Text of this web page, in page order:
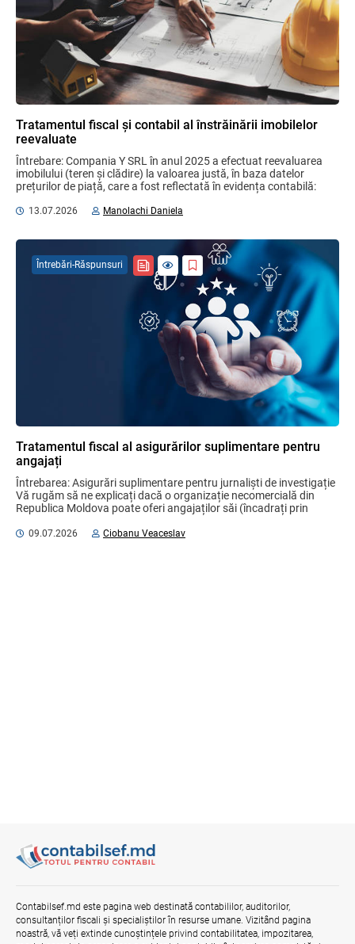
Tratamentul fiscal și contabil al înstrăinării imobilelor
reevaluate
Întrebare: Compania Y SRL în anul 2025 a efectuat reevaluarea
imobilului (teren și clădire) la valoarea justă, în baza datelor
prețurilor de piață, care a fost reflectată în evidența contabilă:
13.07.2026 Manolachi Daniela
Tratamentul fiscal al asigurărilor suplimentare pentru
angajați
Întrebarea: Asigurări suplimentare pentru jurnaliști de investigație
Vă rugăm să ne explicați dacă o organizație necomercială din
Republica Moldova poate oferi angajaților săi (încadrați prin
09.07.2026 Ciobanu Veaceslav
Întrebări-Răspunsuri
Contabilsef.md este pagina web destinată contabililor, auditorilor,
consultanților fiscali și specialiștilor în resurse umane. Vizitând pagina
noastră, vă veți extinde cunoștințele privind contabilitatea, impozitarea,